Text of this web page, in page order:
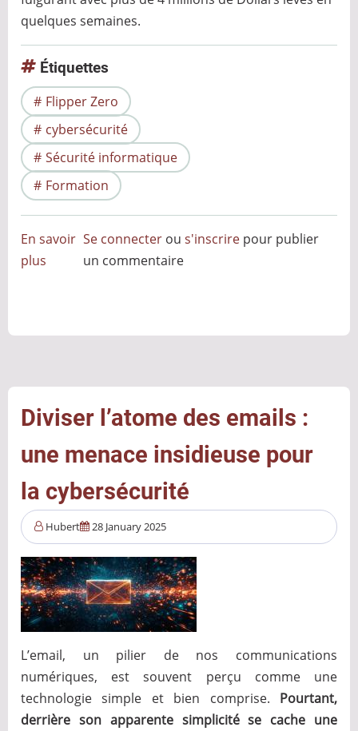
quelques semaines.
Étiquettes
Flipper Zero
cybersécurité
Sécurité informatique
Formation
En savoir
plus
cybersécurité
ou
outil
hacking
?
Se connecter ous'inscrire pour publier
un commentaire
Diviser l’atome des emails :
une menace insidieuse pour
la cybersécurité
Hubert 28 January 2025
L’email, un pilier de nos communications
numériques, est souvent perçu comme une
technologie simple et bien comprise. Pourtant,
derrière son apparente simplicité se cache une